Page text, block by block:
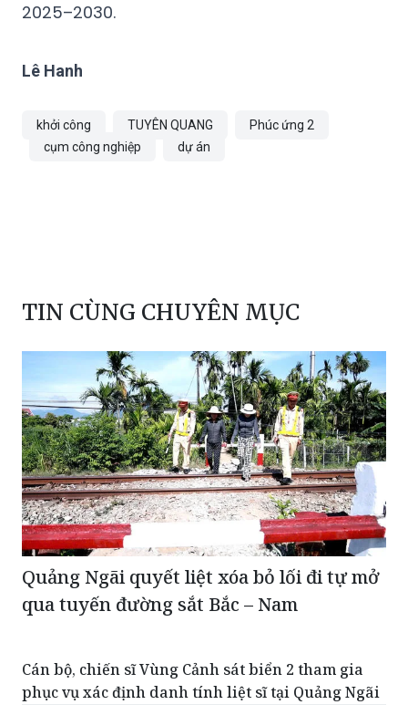
2025–2030.
Lê Hanh
khởi công TUYÊN QUANG
Phúc ứng 2
cụm công nghiệp
dự án
TIN CÙNG CHUYÊN MỤC
Quảng Ngãi quyết liệt xóa bỏ lối đi tự mở
qua tuyến đường sắt Bắc – Nam
Cán bộ, chiến sĩ Vùng Cảnh sát biển 2 tham gia
phục vụ xác định danh tính liệt sĩ tại Quảng Ngãi